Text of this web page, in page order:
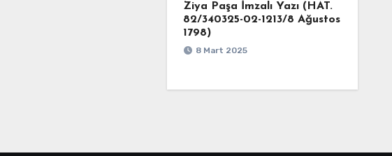
Ziya Paşa İmzalı Yazı (HAT.
82/340325-02-1213/8 Ağustos
1798)
8 Mart 2025